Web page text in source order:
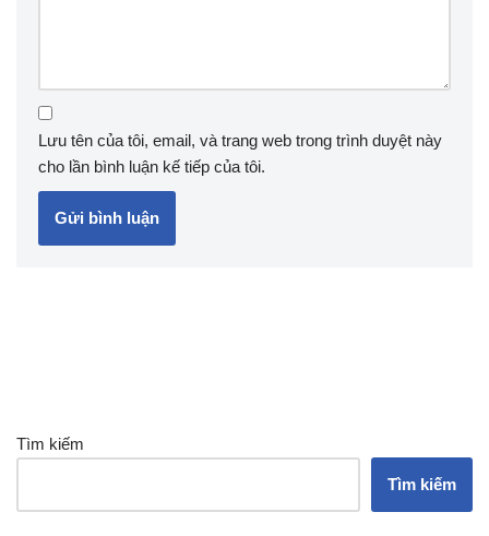
Lưu tên của tôi, email, và trang web trong trình duyệt này
cho lần bình luận kế tiếp của tôi.
Tìm kiếm
Tìm kiếm